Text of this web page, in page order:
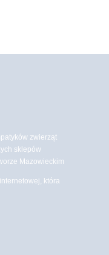
zwierząt
sklepów
Mazowieckim
która